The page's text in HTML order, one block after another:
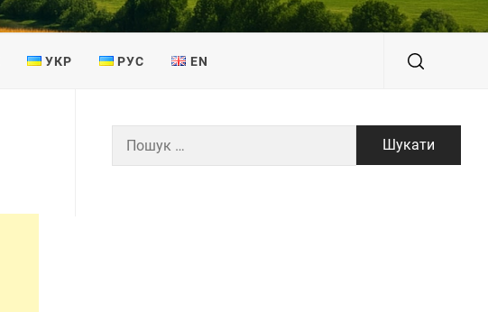
УКР РУС EN